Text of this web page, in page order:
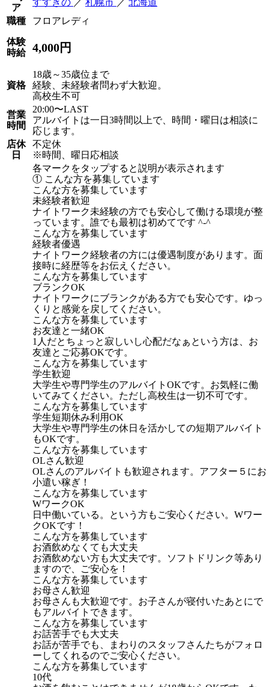
ア
すすきの ／ 札幌市 ／ 北海道
職種
フロアレディ
体験
時給
4,000円
資格
18歳～35歳位まで
経験、未経験者問わず大歓迎。
高校生不可
営業
時間
20:00〜LAST
アルバイトは一日3時間以上で、時間・曜日は相談に
応じます。
店休
日
不定休
※時間、曜日応相談
各マークをタップすると説明が表示されます
① こんな方を募集しています
こんな方を募集しています
未経験者歓迎
ナイトワーク未経験の方でも安心して働ける環境が整
っています。誰でも最初は初めてです ^-^
こんな方を募集しています
経験者優遇
ナイトワーク経験者の方には優遇制度があります。面
接時に経歴等をお伝えください。
こんな方を募集しています
ブランクOK
ナイトワークにブランクがある方でも安心です。ゆっ
くりと感覚を戻してください。
こんな方を募集しています
お友達と一緒OK
1人だとちょっと寂しいし心配だなぁという方は、お
友達とご応募OKです。
こんな方を募集しています
学生歓迎
大学生や専門学生のアルバイトOKです。お気軽に働
いてみてください。ただし高校生は一切不可です。
こんな方を募集しています
学生短期休み利用OK
大学生や専門学生の休日を活かしての短期アルバイト
もOKです。
こんな方を募集しています
OLさん歓迎
OLさんのアルバイトも歓迎されます。アフター５にお
小遣い稼ぎ！
こんな方を募集しています
WワークOK
日中働いている。という方もご安心ください。Wワー
クOKです！
こんな方を募集しています
お酒飲めなくても大丈夫
お酒飲めない方も大丈夫です。ソフトドリンク等あり
ますので、ご安心を！
こんな方を募集しています
お母さん歓迎
お母さんも大歓迎です。お子さんが寝付いたあとにで
もアルバイトできます。
こんな方を募集しています
お話苦手でも大丈夫
お話が苦手でも、まわりのスタッフさんたちがフォロ
ーしてくれるのでご安心ください。
こんな方を募集しています
10代